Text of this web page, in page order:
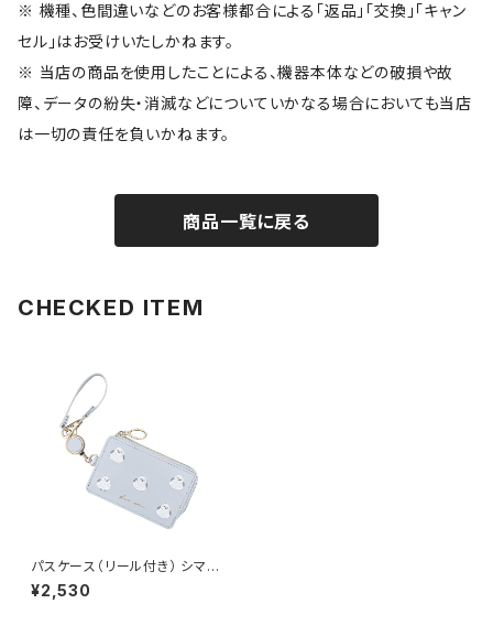
※ 機種、色間違いなどのお客様都合による「返品」「交換」「キャン
セル」はお受けいたしかねます。
※ 当店の商品を使用したことによる、機器本体などの破損や故
障、データの紛失・消滅などについていかなる場合においても当店
は一切の責任を負いかねます。
商品一覧に戻る
CHECKED ITEM
パスケース（リール付き） シマエ
ナガ GPC0053-BL（ブルー）
¥2,530